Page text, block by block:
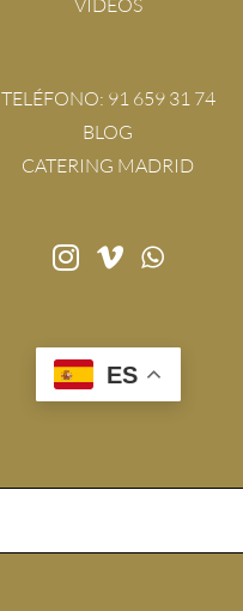
VÍDEOS
TELÉFONO: 91 659 31 74
BLOG
CATERING MADRID
ES